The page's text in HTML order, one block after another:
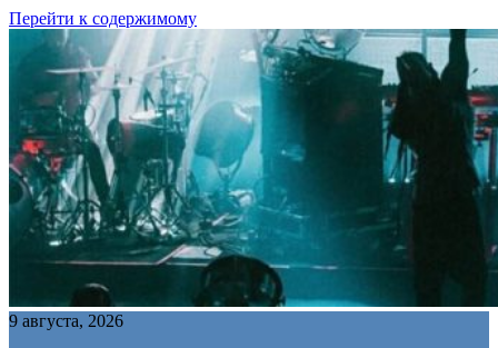
Перейти к содержимому
9 августа, 2026